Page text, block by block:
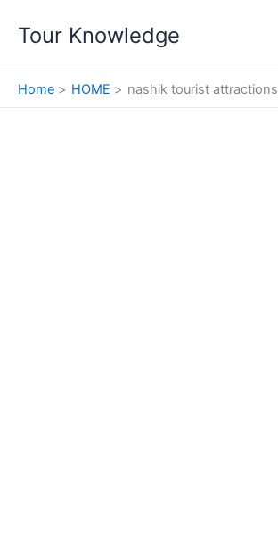
Tour Knowledge
Home HOME nashik tourist attractions